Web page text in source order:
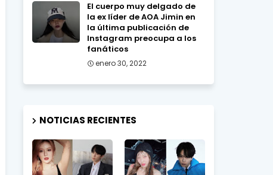
El cuerpo muy delgado de
la ex líder de AOA Jimin en
la última publicación de
Instagram preocupa a los
fanáticos
enero 30, 2022
NOTICIAS RECIENTES